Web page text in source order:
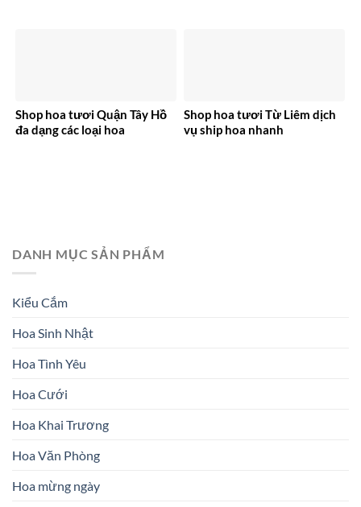
Shop hoa tươi Quận Tây Hồ
đa dạng các loại hoa
Shop hoa tươi Từ Liêm dịch
vụ ship hoa nhanh
DANH MỤC SẢN PHẨM
Kiểu Cắm
Hoa Sinh Nhật
Hoa Tình Yêu
Hoa Cưới
Hoa Khai Trương
Hoa Văn Phòng
Hoa mừng ngày